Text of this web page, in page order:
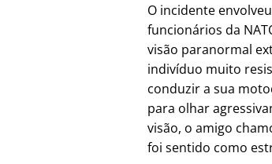
O incidente
funcionários da
visão paranormal
indivíduo muito
conduzir a sua
para olhar
visão, o amigo
foi sentido como